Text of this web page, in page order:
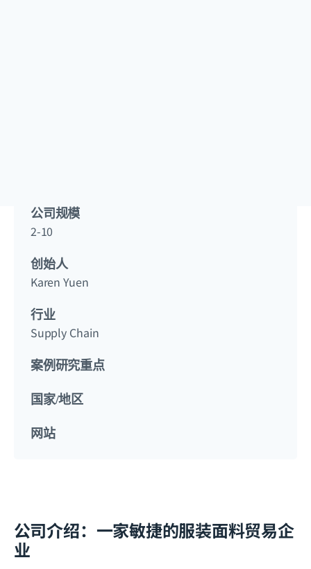
公司规模
2-10
创始人
Karen Yuen
行业
Supply Chain
案例研究重点
国家/地区
网站
公司介绍：一家敏捷的服装面料贸易企
业